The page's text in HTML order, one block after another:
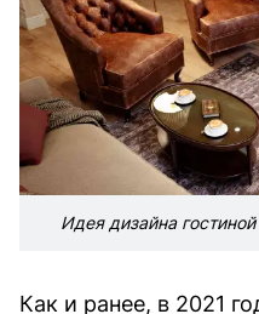
Идея дизайна
Как и ранее, в 2021